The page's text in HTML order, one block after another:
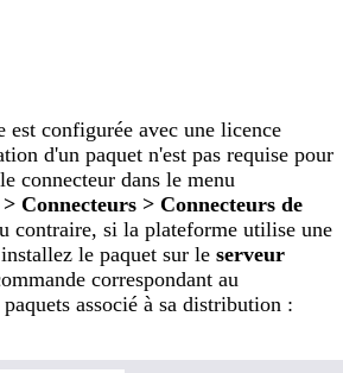
est configurée avec une licence
d'un paquet n'est pas requise pour
connecteur dans le menu
Connecteurs > Connecteurs de
contraire, si la plateforme utilise une
le paquet sur le serveur
correspondant au
associé à sa distribution :